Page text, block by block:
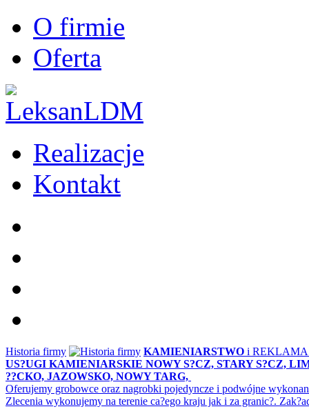
O firmie
Oferta
Realizacje
Kontakt
Historia firmy KAMIENIARSTWO i
US?UGI KAMIENIARSKIE NOWY S?CZ, STARY S?CZ,
??CKO, JAZOWSKO, NOWY TARG,
Oferujemy grobowce oraz nagrobki pojedyncze i podwójne
Zlecenia wykonujemy na terenie ca?ego kraju jak i za granic?.